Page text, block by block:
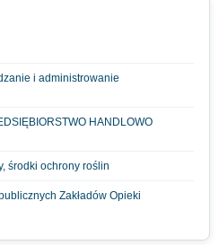
i administrowanie
HANDLOWO
środki ochrony roślin
Zakładów Opieki